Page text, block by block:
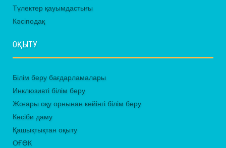
Түлектер қауымдастығы
Кәсіподақ
ОҚЫТУ
Білім беру бағдарламалары
Инклюзивті білім беру
Жоғары оқу орнынан кейінгі білім беру
Кәсіби даму
Қашықтықтан оқыту
ОҒӨК